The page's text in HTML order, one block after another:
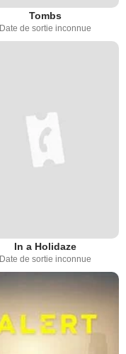
Tombs
Date de sortie inconnue
In a Holidaze
Date de sortie inconnue